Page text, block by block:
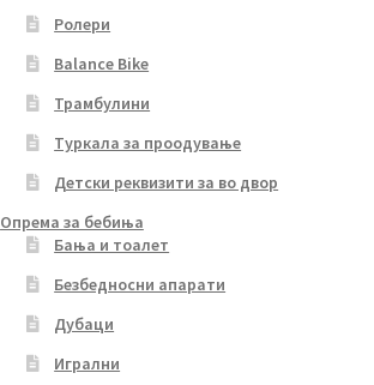
Ролери
Balance Bike
Трамбулини
Туркала за проодување
Детски реквизити за во двор
Опрема за бебиња
Бања и тоалет
Безбедносни апарати
Дубаци
Игрални